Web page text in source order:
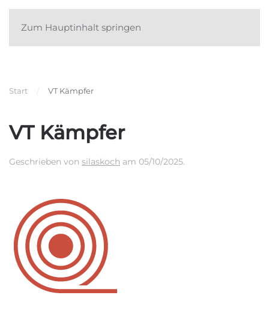
Zum Hauptinhalt springen
Start VT Kämpfer
VT Kämpfer
Geschrieben von silaskoch am 05/10/2025.